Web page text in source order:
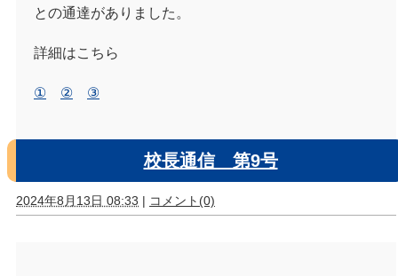
との通達がありました。
詳細はこちら
① ② ③
校長通信 第9号
2024年8月13日 08:33 | コメント(0)